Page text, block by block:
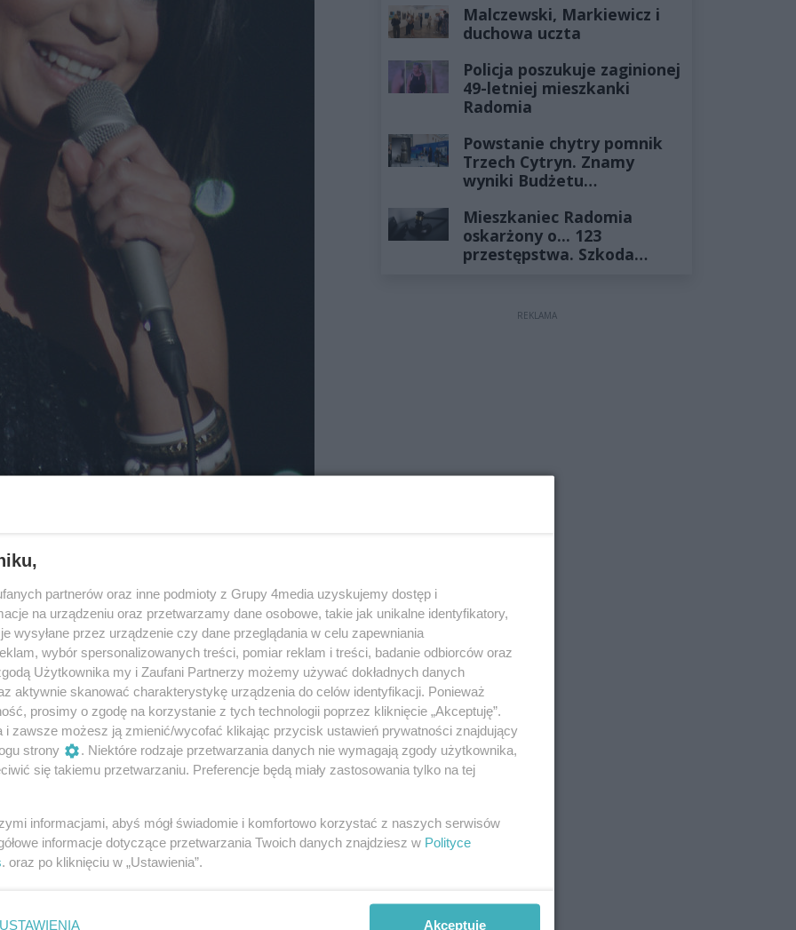
Edyta Górniak musi zapłacić swojemu byłemu
wystąpiła min. w teledysku do piosenki „Teraz
się od piosenkarki zaległego
divy jak Edyta Górniak nie jest to zawrotna
pieniędzy. Powodem mógł być fakt, iż Błażej
rywalki Edyty – Dody.
nie został spłacony. Mecenas Tobiasz Szychowski,
w „Super Expressie”:
pozwanej na festiwalu (…), który odbył się w
a występ odbył się.
została przekazana komornikowi:
końcu na jedno z zajętych kont wpłynęła pewna kwota
żyłach
Malczewski, Markiewicz i
duchowa uczta
Policja poszukuje zaginionej
49-letniej mieszkanki
Radomia
Powstanie chytry pomnik
Trzech Cytryn. Znamy
wyniki Budżetu
Mieszkaniec Radomia
oskarżony o... 123
przestępstwa. Szkoda
REKLAMA
partnerów oraz inne podmioty z Grupy 4media uzyskujemy dostęp i
na urządzeniu oraz przetwarzamy dane osobowe, takie jak unikalne identyfikatory,
wysyłane przez urządzenie czy dane przeglądania w celu zapewniania
wybór spersonalizowanych treści, pomiar reklam i treści, badanie odbiorców oraz
Użytkownika my i Zaufani Partnerzy możemy używać dokładnych danych
aktywnie skanować charakterystykę urządzenia do celów identyfikacji. Ponieważ
prosimy o zgodę na korzystanie z tych technologii poprzez kliknięcie „Akceptuję”.
i zawsze możesz ją zmienić/wycofać klikając przycisk ustawień prywatności znajdujący
strony
. Niektóre rodzaje przetwarzania danych nie wymagają zgody użytkownika,
się takiemu przetwarzaniu. Preferencje będą miały zastosowania tylko na tej
informacjami, abyś mógł świadomie i komfortowo korzystać z naszych serwisów
informacje dotyczące przetwarzania Twoich danych znajdziesz w Polityce
. oraz po kliknięciu w „Ustawienia”.
USTAWIENIA Akceptuję